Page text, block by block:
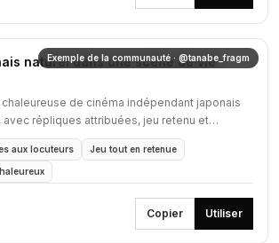
Exemple de la communauté · @tanabe_fragm
naturel dans une scène de vie
de cinéma indépendant japonais
avec répliques attribuées, jeu retenu et
naturelle.
aux locuteurs Jeu tout en retenue
Copier Utiliser